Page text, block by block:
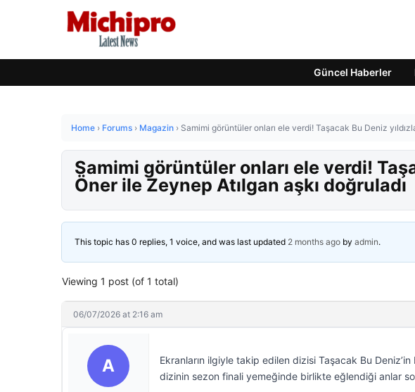
Güncel Haberler
Home › Forums › Magazin › Samimi görüntüler onları ele verdi! Taşacak Bu Deniz
Samimi görüntüler onları ele verdi!
Öner ile Zeynep Atılgan aşkı doğruladı
This topic has 0 replies, 1 voice, and was last updated 2 months ago by admin.
Viewing 1 post (of 1 total)
06/07/2026 at 2:16 am
A
Ekranların ilgiyle takip edilen dizisi Taşacak Bu Deniz’in
dizinin sezon finali yemeğinde birlikte eğlendiği anlar